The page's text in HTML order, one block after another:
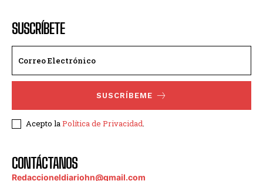
SUSCRÍBETE
SUSCRÍBEME
Acepto laPolítica de Privacidad.
CONTÁCTANOS
Redaccioneldiariohn@gmail.com